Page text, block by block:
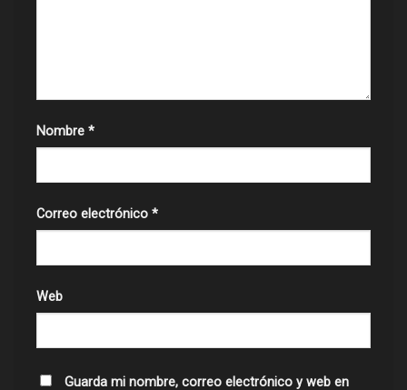
Nombre *
Correo electrónico *
Web
Guarda mi nombre, correo electrónico y web en